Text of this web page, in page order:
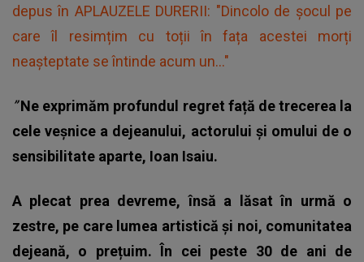
depus în APLAUZELE DURERII: "Dincolo de șocul pe
care îl resimțim cu toții în fața acestei morți
neașteptate se întinde acum un..."
”Ne exprimăm profundul regret față de trecerea la
cele veșnice a dejeanului, actorului și omului de o
sensibilitate aparte, Ioan Isaiu.
A plecat prea devreme, însă a lăsat în urmă o
zestre, pe care lumea artistică și noi, comunitatea
dejeană, o prețuim. În cei peste 30 de ani de